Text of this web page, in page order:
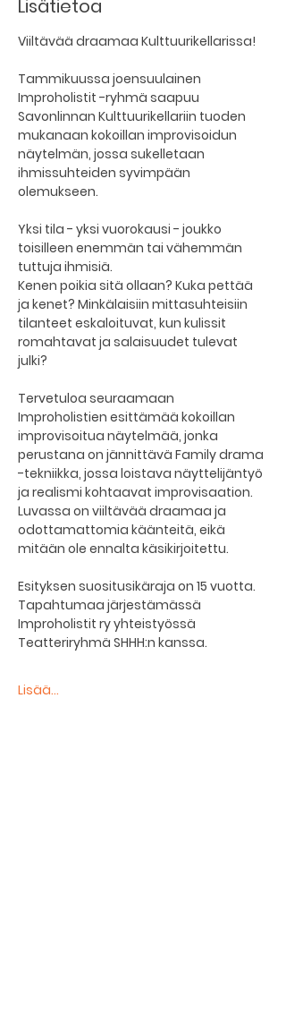
Lisätietoa
Viiltävää draamaa Kulttuurikellarissa!
Tammikuussa joensuulainen
Improholistit -ryhmä saapuu
Savonlinnan Kulttuurikellariin tuoden
mukanaan kokoillan improvisoidun
näytelmän, jossa sukelletaan
ihmissuhteiden syvimpään
olemukseen.
Yksi tila - yksi vuorokausi - joukko
toisilleen enemmän tai vähemmän
tuttuja ihmisiä.
Kenen poikia sitä ollaan? Kuka pettää
ja kenet? Minkälaisiin mittasuhteisiin
tilanteet eskaloituvat, kun kulissit
romahtavat ja salaisuudet tulevat
julki?
Tervetuloa seuraamaan
Improholistien esittämää kokoillan
improvisoitua näytelmää, jonka
perustana on jännittävä Family drama
-tekniikka, jossa loistava näyttelijäntyö
ja realismi kohtaavat improvisaation.
Luvassa on viiltävää draamaa ja
odottamattomia käänteitä, eikä
mitään ole ennalta käsikirjoitettu.
Esityksen suositusikäraja on 15 vuotta.
Tapahtumaa järjestämässä
Improholistit ry yhteistyössä
Teatteriryhmä SHHH:n kanssa.
Lisää...